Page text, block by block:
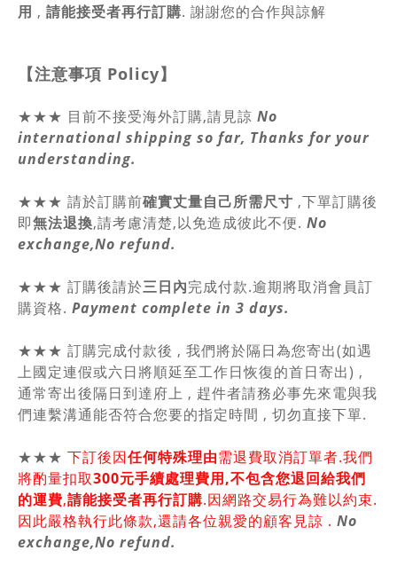
用 , 請能接受者再行訂購. 謝謝您的合作與諒解
【注意事項 Policy】
★★★ 目前不接受海外訂購,請見諒 No
international shipping so far, Thanks for your
understanding.
★★★ 請於訂購前確實丈量自己所需尺寸 ,下單訂購後
即無法退換,請考慮清楚,以免造成彼此不便. No
exchange,No refund.
★★★ 訂購後請於三日內完成付款.逾期將取消會員訂
購資格. Payment complete in 3 days.
★★★ 訂購完成付款後 , 我們將於隔日為您寄出(如遇
上國定連假或六日將順延至工作日恢復的首日寄出) ,
通常寄出後隔日到達府上 , 趕件者請務必事先來電與我
們連繫溝通能否符合您要的指定時間 , 切勿直接下單.
★★★ 下訂後因任何特殊理由需退費取消訂單者.我們
將酌量扣取300元手續處理費用,不包含您退回給我們
的運費,請能接受者再行訂購.因網路交易行為難以約束.
因此嚴格執行此條款,還請各位親愛的顧客見諒 . No
exchange,No refund.